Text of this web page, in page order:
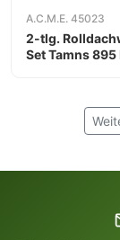
A.C.M.E. 45023
2-tlg.
Set Tamns 895